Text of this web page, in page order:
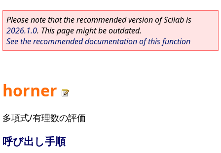
Please note that the recommended version of Scilab is
2026.1.0. This page might be outdated.
See the recommended documentation of this function
horner
多項式/有理数の評価
呼び出し手順